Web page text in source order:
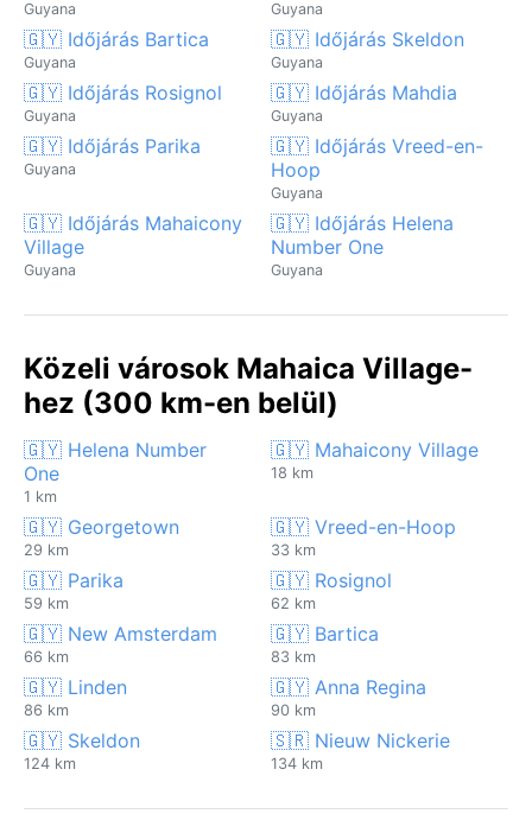
Guyana Guyana
🇬🇾 Időjárás Bartica
Guyana
🇬🇾 Időjárás Skeldon
Guyana
🇬🇾 Időjárás Rosignol
Guyana
🇬🇾 Időjárás Mahdia
Guyana
🇬🇾 Időjárás Parika
Guyana
🇬🇾 Időjárás Vreed-en-
Hoop
Guyana
🇬🇾 Időjárás Mahaicony
Village
Guyana
🇬🇾 Időjárás Helena
Number One
Guyana
Közeli városok Mahaica Village-
hez (300 km-en belül)
🇬🇾 Helena Number
One
1 km
🇬🇾 Mahaicony Village
18 km
🇬🇾 Georgetown
29 km
🇬🇾 Vreed-en-Hoop
33 km
🇬🇾 Parika
59 km
🇬🇾 Rosignol
62 km
🇬🇾 New Amsterdam
66 km
🇬🇾 Bartica
83 km
🇬🇾 Linden
86 km
🇬🇾 Anna Regina
90 km
🇬🇾 Skeldon
124 km
🇸🇷 Nieuw Nickerie
134 km